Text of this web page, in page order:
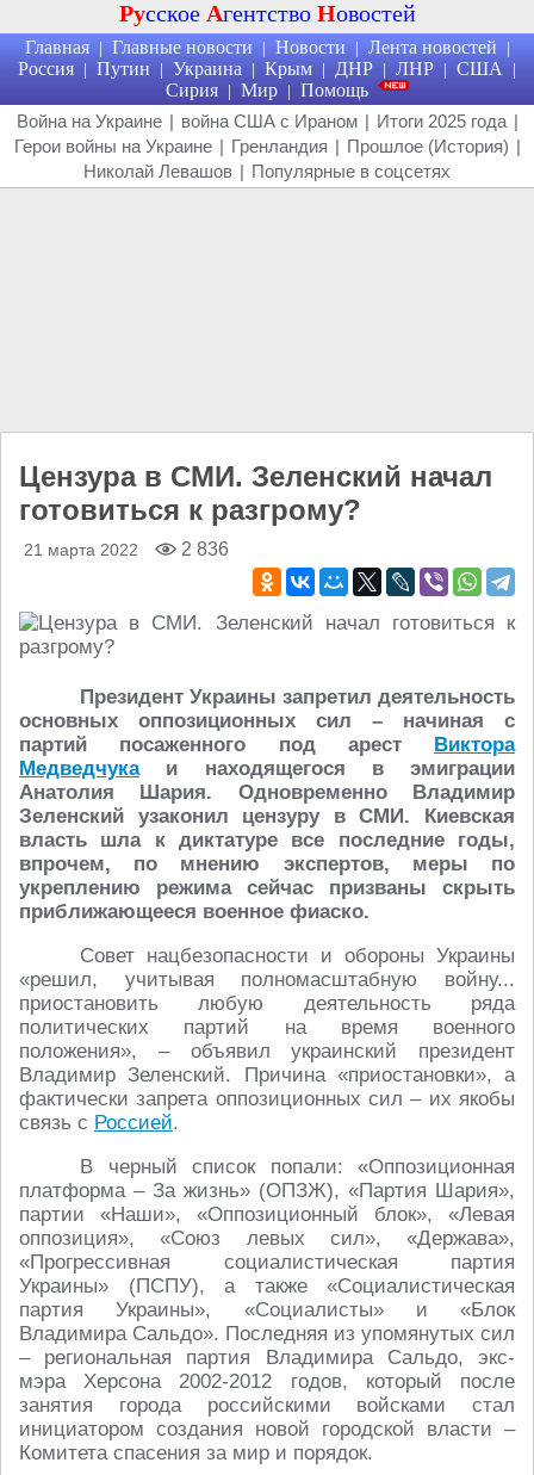
Русское Агентство Новостей
Главная | Главные новости | Новости | Лента новостей |
Россия | Путин | Украина | Крым | ДНР | ЛНР | США |
Сирия | Мир | Помощь
Война на Украине | война США с Ираном | Итоги 2025 года |
Герои войны на Украине | Гренландия | Прошлое (История) |
Николай Левашов | Популярные в соцсетях
Цензура в СМИ. Зеленский начал
готовиться к разгрому?
21 марта 2022 2 836
Президент Украины запретил деятельность
основных оппозиционных сил – начиная с
партий посаженного под арест Виктора
Медведчукаи находящегося в эмиграции
Анатолия Шария. Одновременно Владимир
Зеленский узаконил цензуру в СМИ. Киевская
власть шла к диктатуре все последние годы,
впрочем, по мнению экспертов, меры по
укреплению режима сейчас призваны скрыть
приближающееся военное фиаско.
Совет нацбезопасности и обороны Украины
«решил, учитывая полномасштабную войну...
приостановить любую деятельность ряда
политических партий на время военного
положения», – объявил украинский президент
Владимир Зеленский. Причина «приостановки», а
фактически запрета оппозиционных сил – их якобы
связь с Россией.
В черный список попали: «Оппозиционная
платформа – За жизнь» (ОПЗЖ), «Партия Шария»,
партии «Наши», «Оппозиционный блок», «Левая
оппозиция», «Союз левых сил», «Держава»,
«Прогрессивная социалистическая партия
Украины» (ПСПУ), а также «Социалистическая
партия Украины», «Социалисты» и «Блок
Владимира Сальдо». Последняя из упомянутых сил
– региональная партия Владимира Сальдо, экс-
мэра Херсона 2002-2012 годов, который после
занятия города российскими войсками стал
инициатором создания новой городской власти –
Комитета спасения за мир и порядок.